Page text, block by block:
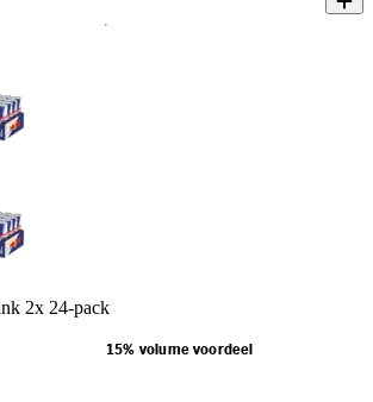
2x 24-pack
15% volume voordeel